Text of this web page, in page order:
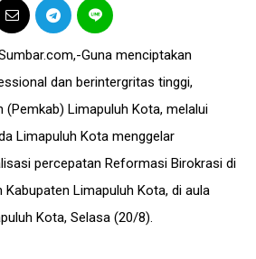
Guna menciptakan
dan berintergritas tinggi,
(Pemkab) Limapuluh Kota, melalui
Limapuluh Kota menggelar
percepatan Reformasi Birokrasi di
Kabupaten Limapuluh Kota, di aula
Kota, Selasa (20/8).